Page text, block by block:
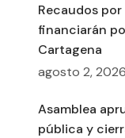
Recaudos
financiarán
Cartagena
agosto 2, 2026
Asamblea
pública y